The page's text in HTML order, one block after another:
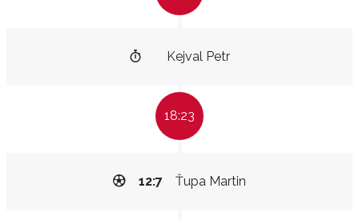
Kejval Petr
18:23
Ťupa Martin
12:7